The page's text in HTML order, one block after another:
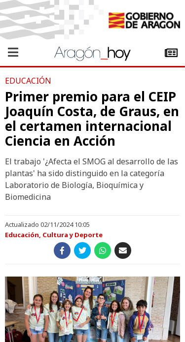
EDUCACIÓN
Primer premio para el CEIP
Joaquín Costa, de Graus, en
el certamen internacional
Ciencia en Acción
El trabajo '¿Afecta el SMOG al desarrollo de las
plantas' ha sido distinguido en la categoría
Laboratorio de Biología, Bioquímica y
Biomedicina
Actualizado 02/11/2024 10:05
Educación, Cultura y Deporte